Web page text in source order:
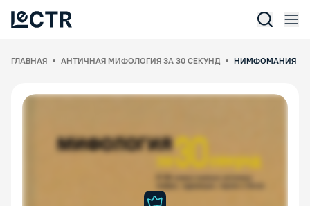
ГЛАВНАЯ АНТИЧНАЯ МИФОЛОГИЯ ЗА 30 СЕКУНД НИМФОМАНИЯ